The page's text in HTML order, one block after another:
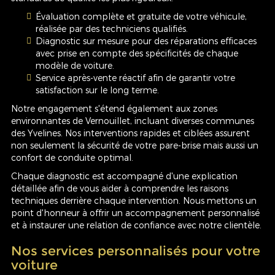
Évaluation complète et gratuite de votre véhicule,
réalisée par des techniciens qualifiés.
Diagnostic sur mesure pour des réparations efficaces
avec prise en compte des spécificités de chaque
modèle de voiture.
Service après-vente réactif afin de garantir votre
satisfaction sur le long terme.
Notre engagement s'étend également aux zones
environnantes de Vernouillet, incluant diverses communes
des Yvelines. Nos interventions rapides et ciblées assurent
non seulement la sécurité de votre pare-brise mais aussi un
confort de conduite optimal.
Chaque diagnostic est accompagné d'une explication
détaillée afin de vous aider à comprendre les raisons
techniques derrière chaque intervention. Nous mettons un
point d'honneur à offrir un accompagnement personnalisé
et à instaurer une relation de confiance avec notre clientèle.
Nos services personnalisés pour votre
voiture